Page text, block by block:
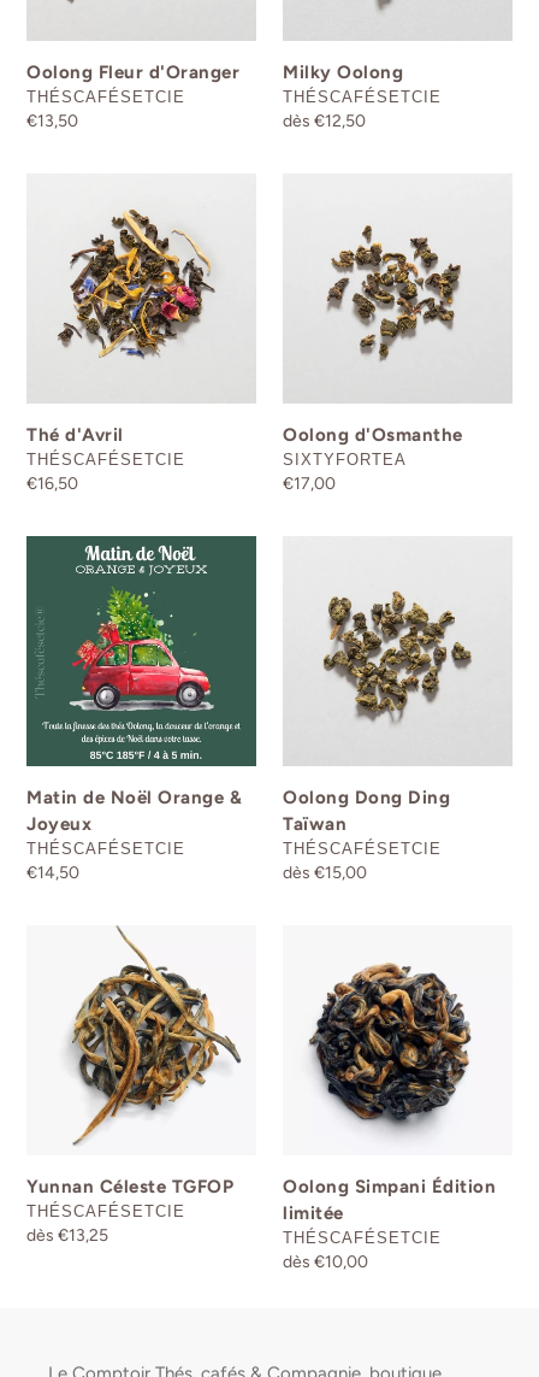
Oolong Fleur d'Oranger
DISTRIBUTEUR
THÉSCAFÉSETCIE
Prix
€13,50
Milky Oolong
DISTRIBUTEUR
THÉSCAFÉSETCIE
Prix
dès €12,50
Thé d'Avril
DISTRIBUTEUR
THÉSCAFÉSETCIE
Prix
€16,50
Oolong d'Osmanthe
DISTRIBUTEUR
SIXTYFORTEA
Prix
€17,00
Orange
&
Joyeux
Matin de Noël Orange &
Joyeux
DISTRIBUTEUR
THÉSCAFÉSETCIE
Prix
€14,50
Taïwan
Oolong Dong Ding
Taïwan
DISTRIBUTEUR
THÉSCAFÉSETCIE
Prix
dès €15,00
Yunnan Céleste TGFOP
DISTRIBUTEUR
THÉSCAFÉSETCIE
Prix
dès €13,25
Édition
limitée
Oolong Simpani Édition
limitée
DISTRIBUTEUR
THÉSCAFÉSETCIE
Prix
dès €10,00